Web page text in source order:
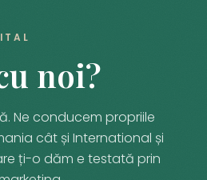
noi?
Ne conducem propriile
cât și International și
ți-o dăm e testată prin